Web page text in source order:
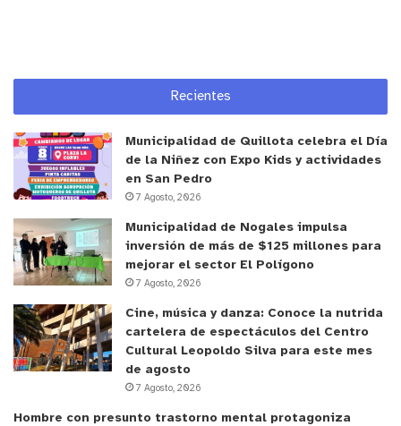
Recientes
Municipalidad de Quillota celebra el Día
de la Niñez con Expo Kids y actividades
en San Pedro
7 Agosto, 2026
Municipalidad de Nogales impulsa
inversión de más de $125 millones para
mejorar el sector El Polígono
7 Agosto, 2026
Cine, música y danza: Conoce la nutrida
cartelera de espectáculos del Centro
Cultural Leopoldo Silva para este mes
de agosto
7 Agosto, 2026
Hombre con presunto trastorno mental protagoniza